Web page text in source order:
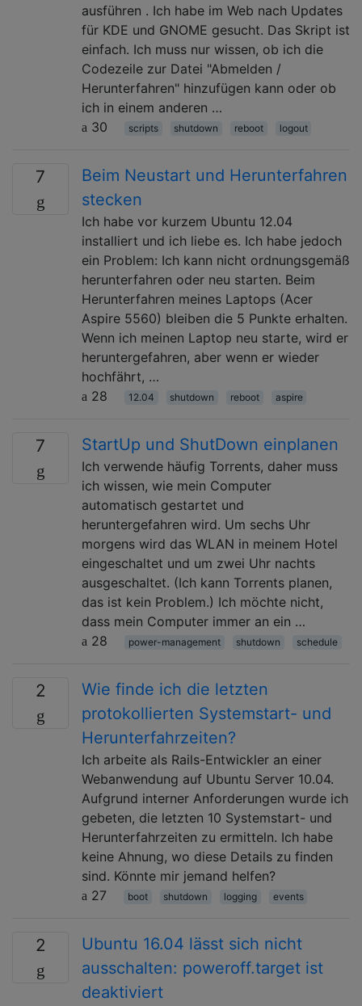
ausführen . Ich habe im Web nach Updates
für KDE und GNOME gesucht. Das Skript ist
einfach. Ich muss nur wissen, ob ich die
Codezeile zur Datei "Abmelden /
Herunterfahren" hinzufügen kann oder ob
ich in einem anderen …
30
scripts shutdown reboot logout
7
Beim Neustart und Herunterfahren
stecken
Ich habe vor kurzem Ubuntu 12.04
installiert und ich liebe es. Ich habe jedoch
ein Problem: Ich kann nicht ordnungsgemäß
herunterfahren oder neu starten. Beim
Herunterfahren meines Laptops (Acer
Aspire 5560) bleiben die 5 Punkte erhalten.
Wenn ich meinen Laptop neu starte, wird er
heruntergefahren, aber wenn er wieder
hochfährt, …
28
12.04 shutdown reboot aspire
7 StartUp und ShutDown einplanen
Ich verwende häufig Torrents, daher muss
ich wissen, wie mein Computer
automatisch gestartet und
heruntergefahren wird. Um sechs Uhr
morgens wird das WLAN in meinem Hotel
eingeschaltet und um zwei Uhr nachts
ausgeschaltet. (Ich kann Torrents planen,
das ist kein Problem.) Ich möchte nicht,
dass mein Computer immer an ein …
28
power-management shutdown schedule
2
Wie finde ich die letzten
protokollierten Systemstart- und
Herunterfahrzeiten?
Ich arbeite als Rails-Entwickler an einer
Webanwendung auf Ubuntu Server 10.04.
Aufgrund interner Anforderungen wurde ich
gebeten, die letzten 10 Systemstart- und
Herunterfahrzeiten zu ermitteln. Ich habe
keine Ahnung, wo diese Details zu finden
sind. Könnte mir jemand helfen?
27
boot shutdown logging events
2
Ubuntu 16.04 lässt sich nicht
ausschalten: poweroff.target ist
deaktiviert